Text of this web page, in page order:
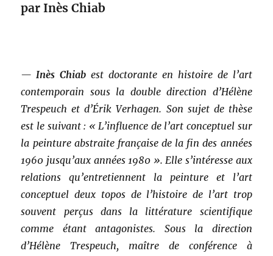
par Inès Chiab
—Inès Chiab est doctorante en histoire de l’art
contemporain sous la double direction d’Hélène
Trespeuch et d’Érik Verhagen. Son sujet de thèse
est le suivant : « L’influence de l’art conceptuel sur
la peinture abstraite française de la fin des années
1960 jusqu’aux années 1980 ». Elle s’intéresse aux
relations qu’entretiennent la peinture et l’art
conceptuel deux topos de l’histoire de l’art trop
souvent perçus dans la littérature scientifique
comme étant antagonistes. Sous la direction
d’Hélène Trespeuch, maître de conférence à